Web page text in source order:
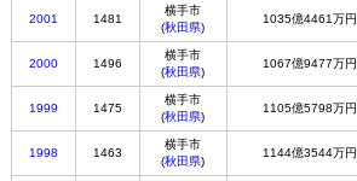
2001 1481
横手市
(秋田県)
1035億4461万円
2000 1496
横手市
(秋田県)
1067億9477万円
1999 1475
横手市
(秋田県)
1105億5798万円
1998 1463
横手市
(秋田県)
1144億3544万円